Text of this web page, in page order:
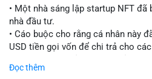
• Một nhà sáng lập startup NFT
nhà đầu tư.
• Cáo buộc cho rằng cá nhân này
USD tiền gọi vốn để chi trả cho
Web3.
Đọc thêm